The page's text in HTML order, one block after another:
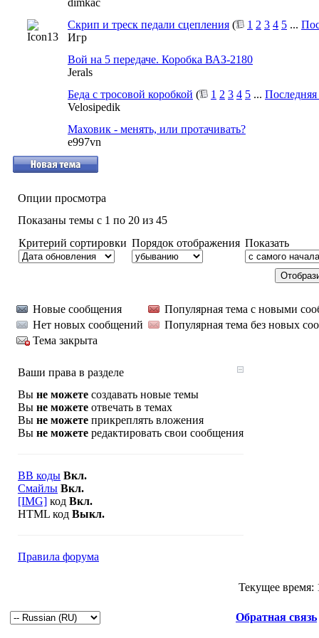
dimkac
Скрип и треск педали сцепления ( 1 2 3 4 5 ...
Игр
Вой на 5 передаче. Коробка ВАЗ-2180
Jerals
Беда с тросовой коробкой ( 1 2 3 4 5 ...
Velosipedik
Маховик - менять, или протачивать?
e997vn
Опции просмотра
Показаны темы с 1 по 20 из 45
Критерий сортировки Порядок отображения Показать
Новые сообщения
Популярная тема с новыми
Нет новых сообщений
Популярная тема без новых
Тема закрыта
Ваши права в разделе
Вы не можете создавать новые темы
Вы не можете отвечать в темах
Вы не можете прикреплять вложения
Вы не можете редактировать свои сообщения
BB коды Вкл.
Смайлы Вкл.
[IMG] код Вкл.
HTML код Выкл.
Правила форума
Текущее время:
Обратная связь